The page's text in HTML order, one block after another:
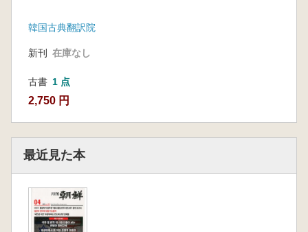
韓国古典翻訳院
新刊 在庫なし
古書 1 点
2,750 円
最近見た本